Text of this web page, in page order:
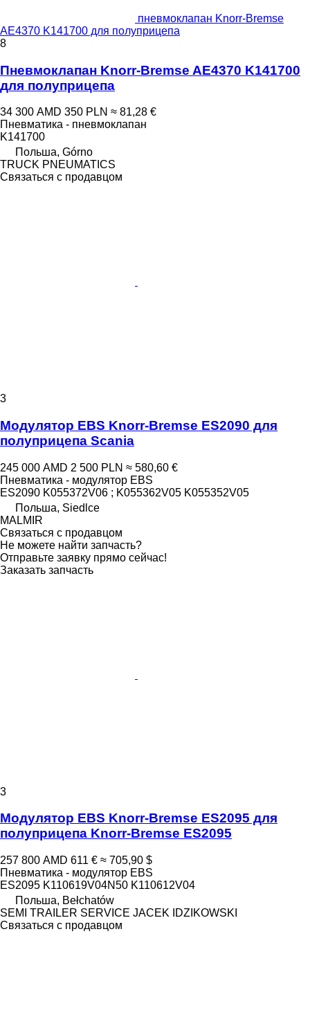
пневмоклапан Knorr-Bremse
AE4370 K141700 для полуприцепа
8
Пневмоклапан Knorr-Bremse AE4370 K141700
для полуприцепа
34 300 AMD 350 PLN ≈ 81,28 €
Пневматика - пневмоклапан
K141700
Польша, Górno
TRUCK PNEUMATICS
Связаться с продавцом
3
Модулятор EBS Knorr-Bremse ES2090 для
полуприцепа Scania
245 000 AMD 2 500 PLN ≈ 580,60 €
Пневматика - модулятор EBS
ES2090 K055372V06 ; K055362V05 K055352V05
Польша, Siedlce
MALMIR
Связаться с продавцом
Не можете найти запчасть?
Отправьте заявку прямо сейчас!
Заказать запчасть
3
Модулятор EBS Knorr-Bremse ES2095 для
полуприцепа Knorr-Bremse ES2095
257 800 AMD 611 € ≈ 705,90 $
Пневматика - модулятор EBS
ES2095 K110619V04N50 K110612V04
Польша, Bełchatów
SEMI TRAILER SERVICE JACEK IDZIKOWSKI
Связаться с продавцом